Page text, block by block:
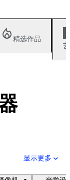
精选作品
显示更多